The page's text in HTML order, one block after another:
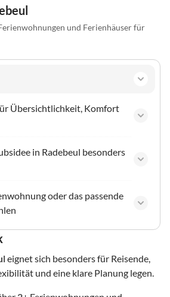
und Ferienhäuser für
Übersichtlichkeit, Komfort
in Radebeul besonders
oder das passende
eignet sich besonders für Reisende,
und eine klare Planung legen.